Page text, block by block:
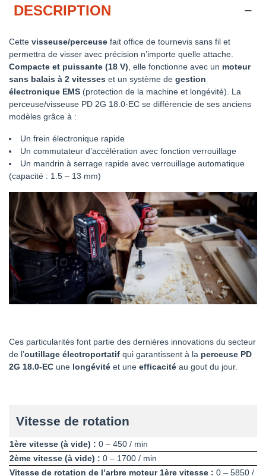
DESCRIPTION
Cette visseuse/perceuse fait office de tournevis sans fil et
permettra de visser avec précision n’importe quelle attache.
Compacte et puissante (18 V) , elle fonctionne avec un moteur
sans balais à 2 vitesses et un système de gestion
électronique EMS (protection de la machine et longévité). La
perceuse/visseuse PD 2G 18.0-EC se différencie de ses anciens
modèles grâce à :
Un frein électronique rapide
Un commutateur d’accélération avec fonction verrouillage
Un mandrin à serrage rapide avec verrouillage automatique
(capacité : 1.5 – 13 mm)
Ces particularités font partie des dernières innovations du secteur
de l’outillage électroportatif qui garantissent à la perceuse PD
2G 18.0-EC une longévité et une efficacité au gout du jour.
Vitesse de rotation
1ère vitesse (à vide) : 0 – 450 / min
2ème vitesse (à vide) : 0 – 1700 / min
Vitesse de rotation de l’arbre moteur 1ère vitesse : 0 – 5850 /